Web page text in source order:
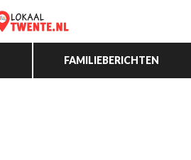
FAMILIEBERICHTEN